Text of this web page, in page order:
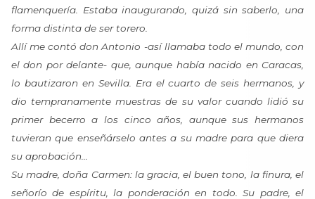
flamenquería. Estaba inaugurando, quizá sin saberlo, una
forma distinta de ser torero.
Allí me contó don Antonio -así llamaba todo el mundo, con
el don por delante- que, aunque había nacido en Caracas,
lo bautizaron en Sevilla. Era el cuarto de seis hermanos, y
dio tempranamente muestras de su valor cuando lidió su
primer becerro a los cinco años, aunque sus hermanos
tuvieran que enseñárselo antes a su madre para que diera
su aprobación…
Su madre, doña Carmen: la gracia, el buen tono, la finura, el
señorío de espíritu, la ponderación en todo. Su padre, el